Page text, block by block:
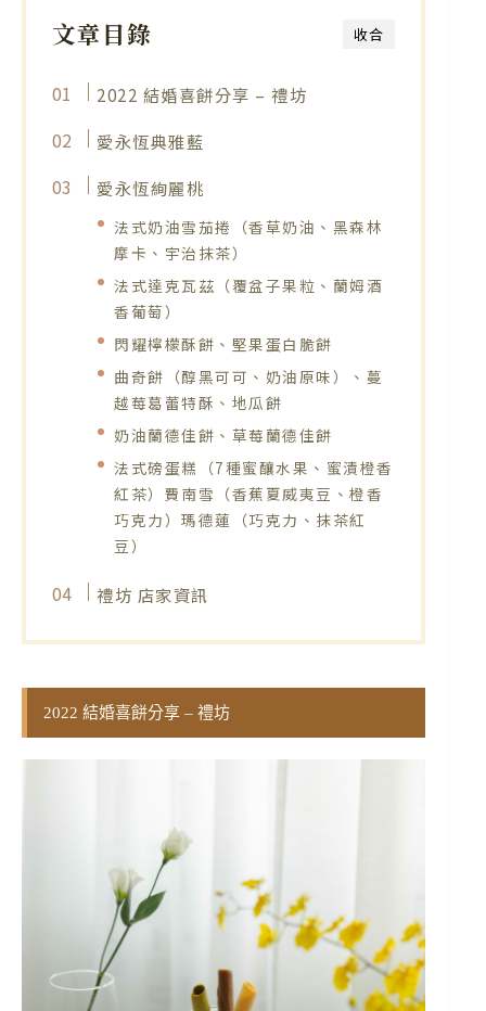
收合
文章目錄
2022 結婚喜餅分享 – 禮坊
愛永恆典雅藍
愛永恆絢麗桃
法式奶油雪茄捲（香草奶油、黑森林
摩卡、宇治抹茶）
法式達克瓦茲（覆盆子果粒、蘭姆酒
香葡萄）
閃耀檸檬酥餅、堅果蛋白脆餅
曲奇餅（醇黑可可、奶油原味）、蔓
越莓葛蕾特酥、地瓜餅
奶油蘭德佳餅、草莓蘭德佳餅
法式磅蛋糕（7種蜜釀水果、蜜漬橙香
紅茶）費南雪（香蕉夏威夷豆、橙香
巧克力）瑪德蓮（巧克力、抹茶紅
豆）
禮坊 店家資訊
2022 結婚喜餅分享 – 禮坊